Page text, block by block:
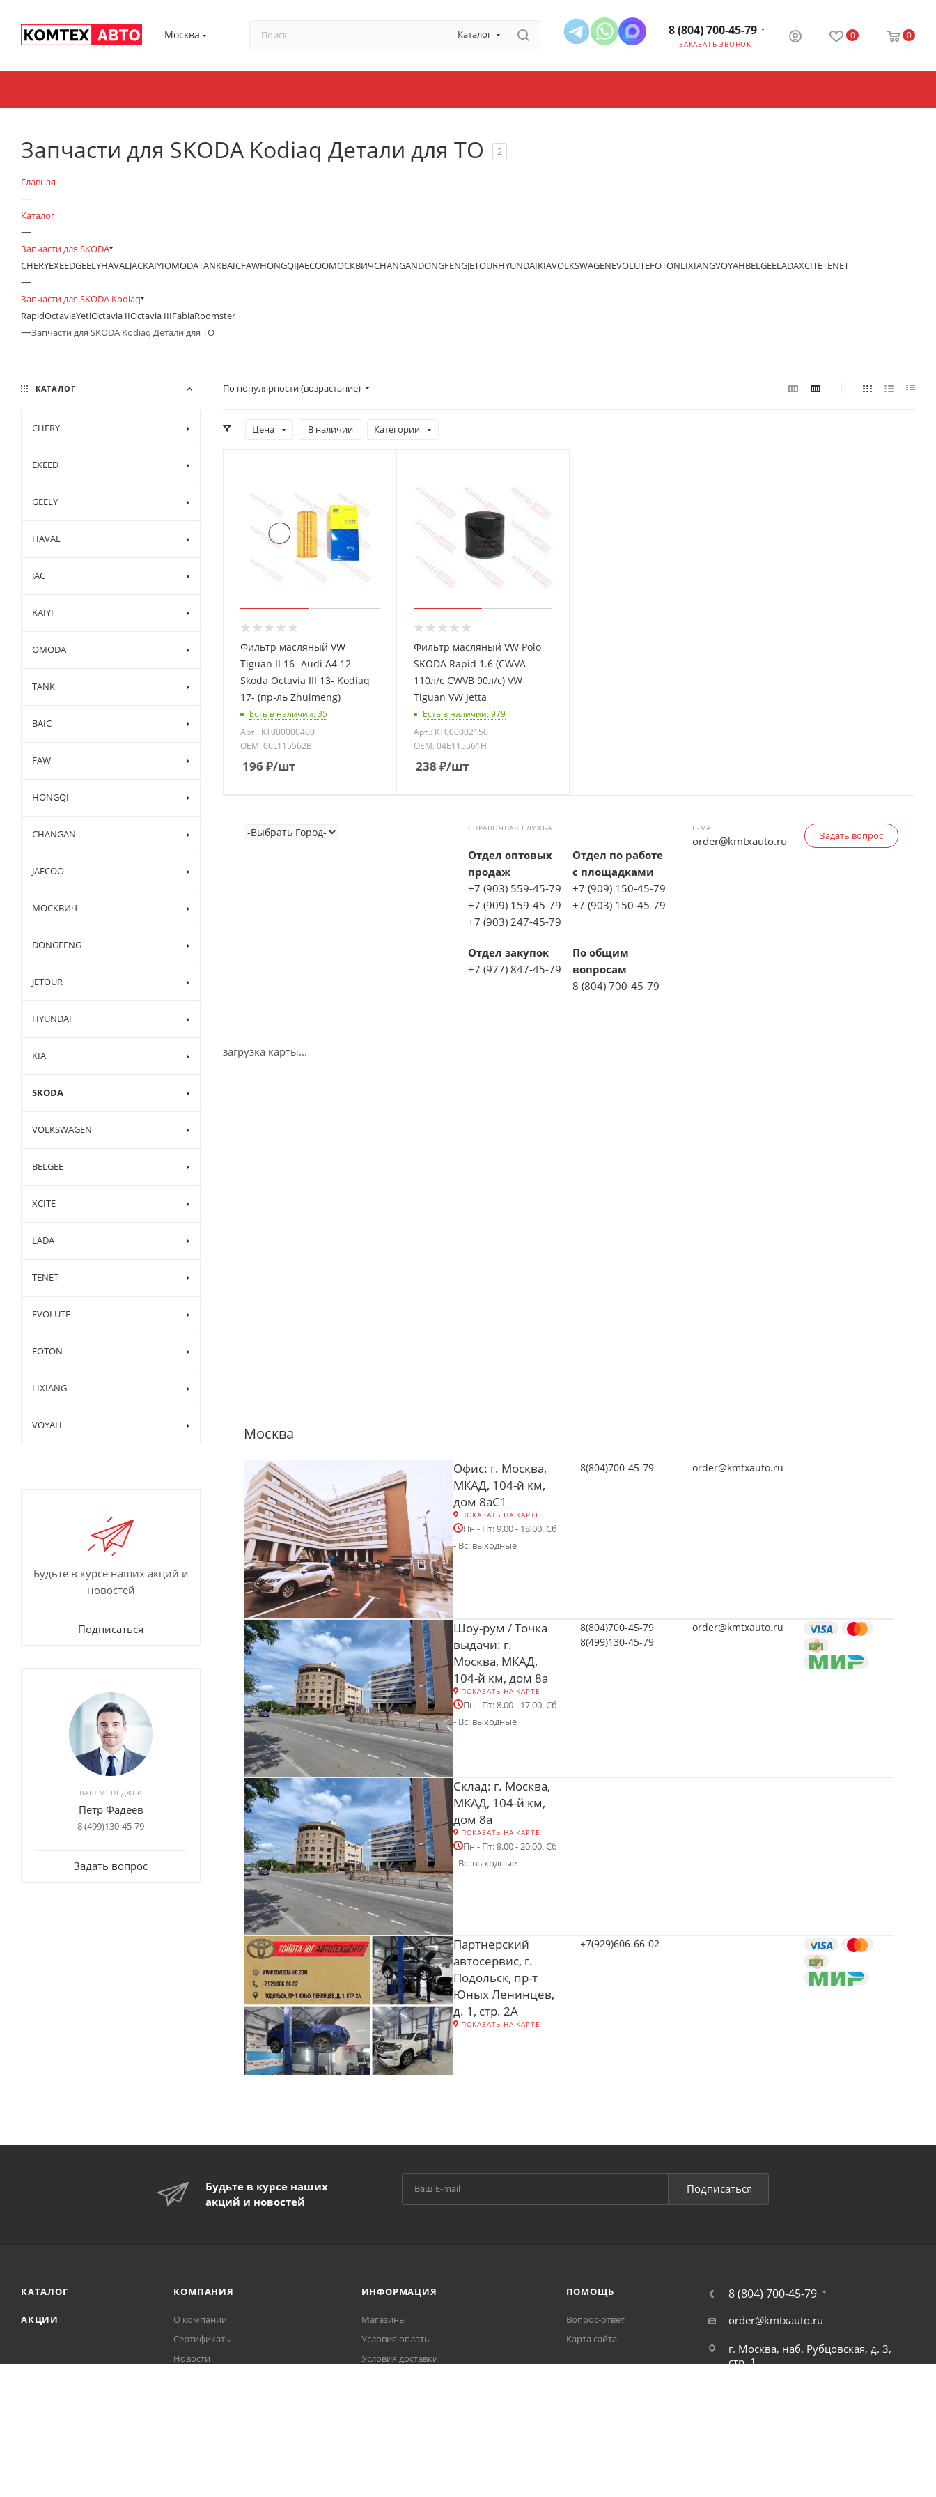
Москва Каталог 8 (804) 700-45-79
ЗАКАЗАТЬ ЗВОНОК
0 0
Запчасти для SKODA Kodiaq Детали для ТО 2
Главная
—
Каталог
—
Запчасти для SKODA
CHERYEXEEDGEELYHAVALJACKAIYIOMODATANKBAICFAWHONGQIJAECOOМОСКВИЧCHANGANDONGFENGJETOURHYUNDAIKIAVOLKSWAGENEVOLUTEFOTONLIXIANGVOYAHBELGEELADAXCITETENET
—
Запчасти для SKODA Kodiaq
RapidOctaviaYetiOctavia IIOctavia IIIFabiaRoomster
—Запчасти для SKODA Kodiaq Детали для ТО
По популярности (возрастание)
Цена В наличии Категории
Фильтр масляный VW
Tiguan II 16- Audi A4 12-
Skoda Octavia III 13- Kodiaq
17- (пр-ль Zhuimeng)
Есть в наличии: 35
Арт.: KT000000400
OEM: 06L115562B
196 ₽/шт
Фильтр масляный VW Polo
SKODA Rapid 1.6 (CWVA
110л/с CWVB 90л/с) VW
Tiguan VW Jetta
Есть в наличии: 979
Арт.: KT000002150
OEM: 04E115561H
238 ₽/шт
СПРАВОЧНАЯ СЛУЖБА
Отдел оптовых
продаж
+7 (903) 559-45-79
+7 (909) 159-45-79
+7 (903) 247-45-79
Отдел по работе
с площадками
+7 (909) 150-45-79
+7 (903) 150-45-79
Отдел закупок
+7 (977) 847-45-79
По общим
вопросам
8 (804) 700-45-79
E-MAIL
order@kmtxauto.ru Задать вопрос
загрузка карты...
Москва
Офис: г. Москва,
МКАД, 104-й км,
дом 8аС1
ПОКАЗАТЬ НА КАРТЕ
Пн - Пт: 9.00 - 18.00. Сб
- Вс: выходные
8(804)700-45-79 order@kmtxauto.ru
Шоу-рум / Точка
выдачи: г.
Москва, МКАД,
104-й км, дом 8а
ПОКАЗАТЬ НА КАРТЕ
Пн - Пт: 8.00 - 17.00. Сб
- Вс: выходные
8(804)700-45-79
8(499)130-45-79
order@kmtxauto.ru
Склад: г. Москва,
МКАД, 104-й км,
дом 8а
ПОКАЗАТЬ НА КАРТЕ
Пн - Пт: 8.00 - 20.00. Сб
- Вс: выходные
Партнерский
автосервис, г.
Подольск, пр-т
Юных Ленинцев,
д. 1, стр. 2А
ПОКАЗАТЬ НА КАРТЕ
+7(929)606-66-02
КАТАЛОГ
CHERY
EXEED
GEELY
HAVAL
JAC
KAIYI
OMODA
TANK
BAIC
FAW
HONGQI
CHANGAN
JAECOO
МОСКВИЧ
DONGFENG
JETOUR
HYUNDAI
KIA
SKODA
VOLKSWAGEN
BELGEE
XCITE
LADA
TENET
EVOLUTE
FOTON
LIXIANG
VOYAH
Будьте в курсе наших акций и
новостей
Подписаться
ВАШ МЕНЕДЖЕР
Петр Фадеев
8 (499)130-45-79
Задать вопрос
Будьте в курсе наших
акций и новостей
Подписаться
КАТАЛОГ
АКЦИИ
КОМПАНИЯ
О компании
Сертификаты
Новости
ИНФОРМАЦИЯ
Магазины
Условия оплаты
Условия доставки
ПОМОЩЬ
Вопрос-ответ
Карта сайта
8 (804) 700-45-79
order@kmtxauto.ru
г. Москва, наб. Рубцовская, д. 3,
стр. 1